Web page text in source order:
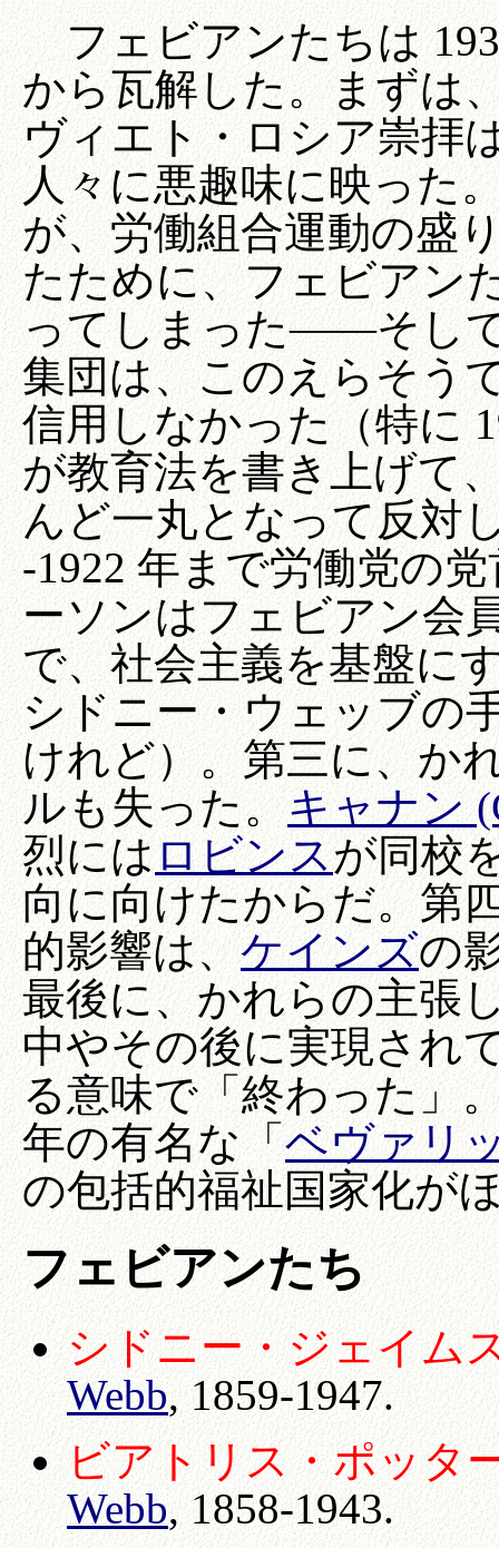
フェビアンたちは
から瓦解した。まずは
ヴィエト・ロシア崇拝
人々に悪趣味に映った
が、労働組合運動の盛
たために、フェビアン
ってしまった――そし
集団は、このえらそう
信用しなかった（特に
が教育法を書き上げて
んど一丸となって反対
-1922 年まで労働党の
ーソンはフェビアン会
で、社会主義を基盤に
シドニー・ウェッブの
けれど）。第三に、か
ルも失った。キャナン
烈にはロビンスが同校
向に向けたからだ。第
的影響は、ケインズの
最後に、かれらの主張
中やその後に実現され
る意味で「終わった」
年の有名な「ベヴァリ
の包括的福祉国家化が
フェビアンたち
シドニー・ジェイム
Webb, 1859-1947.
ビアトリス・ポッタ
Webb, 1858-1943.